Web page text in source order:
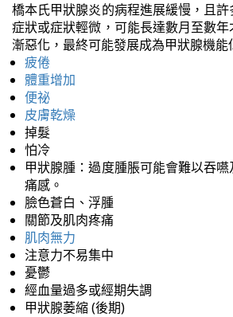
橋本氏甲狀腺炎的病程進展緩慢，且
症狀或症狀輕微，可能長達數月至數
漸惡化，最終可能發展成為甲狀腺機能
疲倦
體重增加
便祕
皮膚乾燥
掉髮
怕冷
甲狀腺腫：過度腫脹可能會難以吞
痛感。
臉色蒼白、浮腫
關節及肌肉疼痛
肌肉無力
注意力不易集中
憂鬱
經血量過多或經期失調
甲狀腺萎縮 (後期)